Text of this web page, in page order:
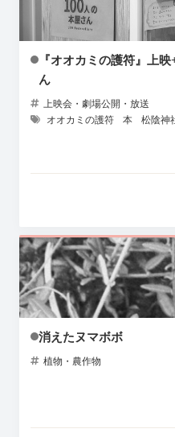
『オオカミの護符』上
ん
上映会・劇場公開・放送
オオカミの護符
本 松陰神
消えたヌマボボ
植物・農作物